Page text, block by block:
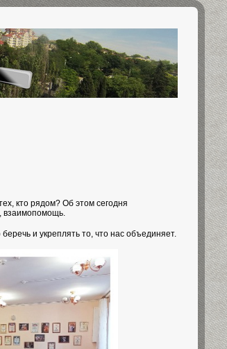
кто рядом? Об этом сегодня
взаимопомощь.
и укреплять то, что нас объединяет.